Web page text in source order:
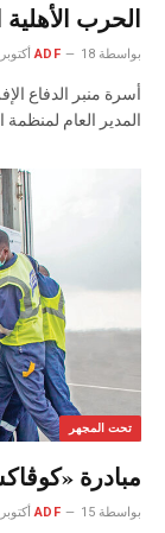
الحرب الأهلية
بواسطة ADF 18 أكتوبر، 2022
أسرة منبر الدفاع
المدير العام لمنظمة
تحت المجهر
مبادرة
بواسطة ADF 15 أكتوبر، 2021